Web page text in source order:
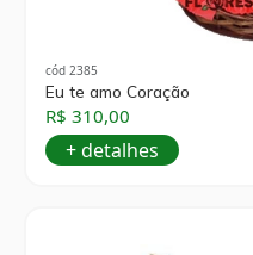
cód 2385
Eu te amo Coração
R$ 310,00
+ detalhes